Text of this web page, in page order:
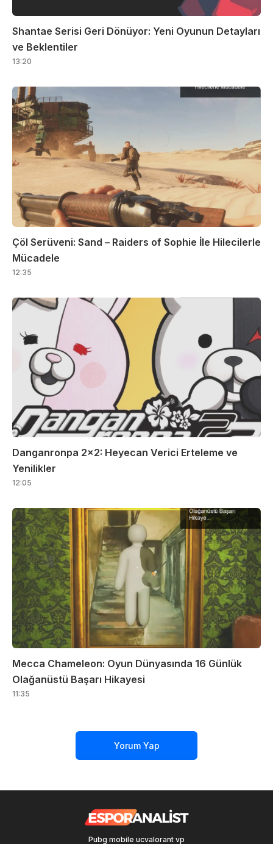
Shantae Serisi Geri Dönüyor: Yeni Oyunun Detayları
ve Beklentiler
13:20
Çöl Serüveni: Sand – Raiders of Sophie İle Hilecilerle
Mücadele
12:35
Danganronpa 2×2: Heyecan Verici Erteleme ve
Yenilikler
12:05
Mecca Chameleon: Oyun Dünyasında 16 Günlük
Olağanüstü Başarı Hikayesi
11:35
Yorum Yap
Pubg mobile ucvalorant vp